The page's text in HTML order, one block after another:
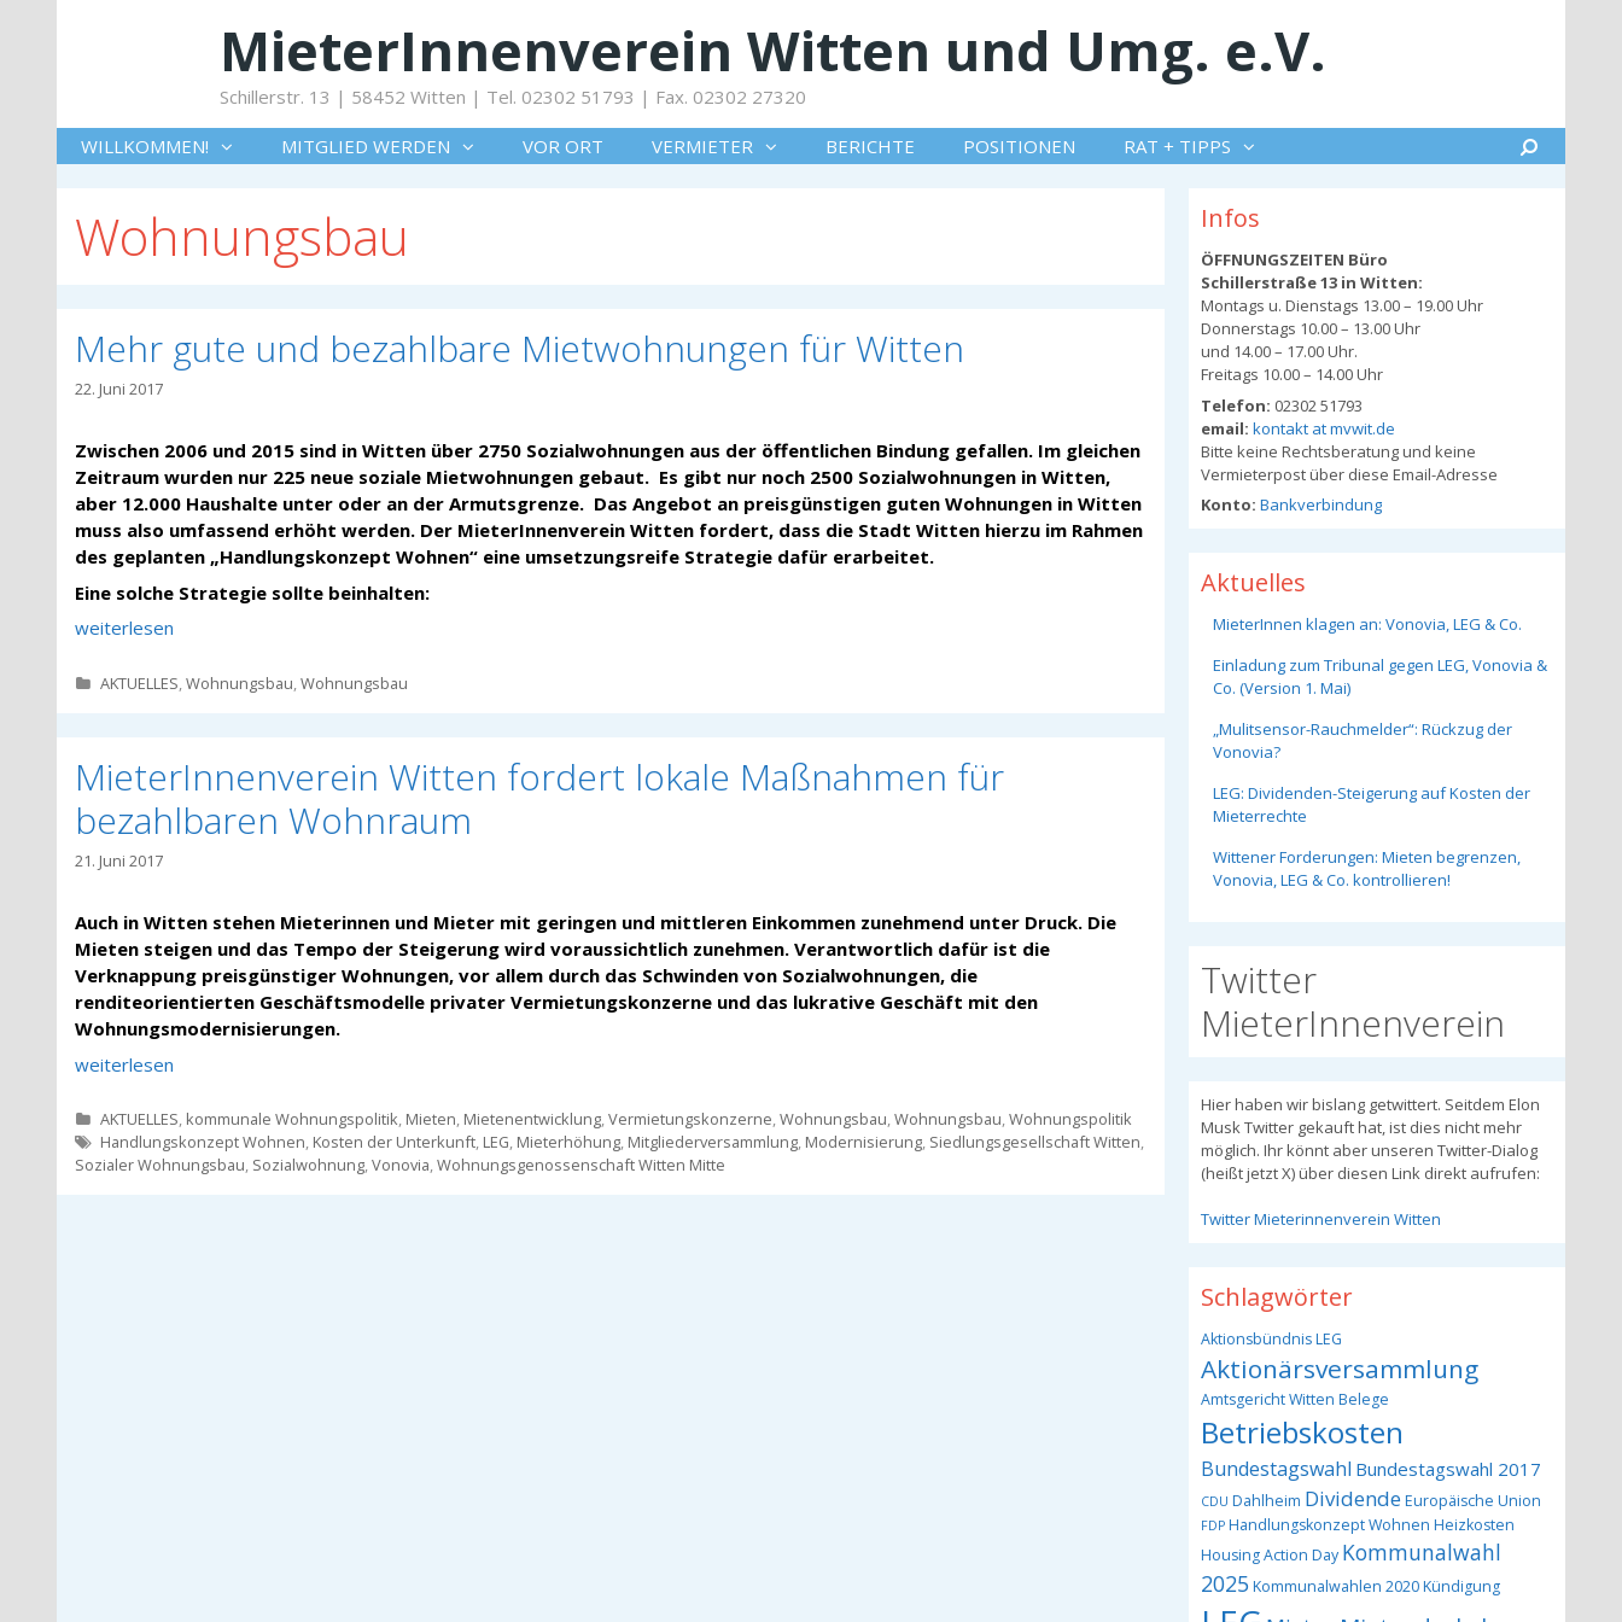
MieterInnenverein Witten und Umg. e.V.
Schillerstr. 13 | 58452 Witten | Tel. 02302 51793 | Fax. 02302 27320
WILLKOMMEN! MITGLIED WERDEN VOR ORT VERMIETER BERICHTE POSITIONEN RAT + TIPPS
Wohnungsbau
Mehr gute und bezahlbare Mietwohnungen für Witten
22. Juni 2017
Zwischen 2006 und 2015 sind in Witten über 2750 Sozialwohnungen aus der öffentlichen Bindung gefallen. Im gleichen
Zeitraum wurden nur 225 neue soziale Mietwohnungen gebaut. Es gibt nur noch 2500 Sozialwohnungen in Witten,
aber 12.000 Haushalte unter oder an der Armutsgrenze. Das Angebot an preisgünstigen guten Wohnungen in Witten
muss also umfassend erhöht werden. Der MieterInnenverein Witten fordert, dass die Stadt Witten hierzu im Rahmen
des geplanten „Handlungskonzept Wohnen“ eine umsetzungsreife Strategie dafür erarbeitet.
Eine solche Strategie sollte beinhalten:
weiterlesen
Kategorien
AKTUELLES,Wohnungsbau,Wohnungsbau
MieterInnenverein Witten fordert lokale Maßnahmen für
bezahlbaren Wohnraum
21. Juni 2017
Auch in Witten stehen Mieterinnen und Mieter mit geringen und mittleren Einkommen zunehmend unter Druck. Die
Mieten steigen und das Tempo der Steigerung wird voraussichtlich zunehmen. Verantwortlich dafür ist die
Verknappung preisgünstiger Wohnungen, vor allem durch das Schwinden von Sozialwohnungen, die
renditeorientierten Geschäftsmodelle privater Vermietungskonzerne und das lukrative Geschäft mit den
Wohnungsmodernisierungen.
weiterlesen
Kategorien
AKTUELLES, kommunale Wohnungspolitik, Mieten, Mietenentwicklung,Vermietungskonzerne,Wohnungsbau,Wohnungsbau,Wohnungspolitik
Tags
Handlungskonzept Wohnen, Kosten der Unterkunft, LEG, Mieterhöhung, Mitgliederversammlung, Modernisierung, Siedlungsgesellschaft Witten,
Sozialer Wohnungsbau, Sozialwohnung,Vonovia,Wohnungsgenossenschaft Witten Mitte
Infos
ÖFFNUNGSZEITEN Büro
Schillerstraße 13 in Witten:
Montags u. Dienstags 13.00 – 19.00 Uhr
Donnerstags 10.00 – 13.00 Uhr
und 14.00 – 17.00 Uhr.
Freitags 10.00 – 14.00 Uhr
Telefon: 02302 51793
email: kontakt at mvwit.de
Bitte keine Rechtsberatung und keine
Vermieterpost über diese Email-Adresse
Konto: Bankverbindung
Aktuelles
MieterInnen klagen an: Vonovia, LEG & Co.
Einladung zum Tribunal gegen LEG, Vonovia &
Co. (Version 1. Mai)
„Mulitsensor-Rauchmelder“: Rückzug der
Vonovia?
LEG: Dividenden-Steigerung auf Kosten der
Mieterrechte
Wittener Forderungen: Mieten begrenzen,
Vonovia, LEG & Co. kontrollieren!
Twitter
MieterInnenverein
Hier haben wir bislang getwittert. Seitdem Elon
Musk Twitter gekauft hat, ist dies nicht mehr
möglich. Ihr könnt aber unseren Twitter-Dialog
(heißt jetzt X) über diesen Link direkt aufrufen:
Twitter Mieterinnenverein Witten
Schlagwörter
Aktionsbündnis LEG
Aktionärsversammlung
Amtsgericht Witten Belege
Betriebskosten
Bundestagswahl Bundestagswahl 2017
CDU Dahlheim Dividende Europäische Union
FDP Handlungskonzept Wohnen Heizkosten
Housing Action Day Kommunalwahl
2025 Kommunalwahlen 2020 Kündigung